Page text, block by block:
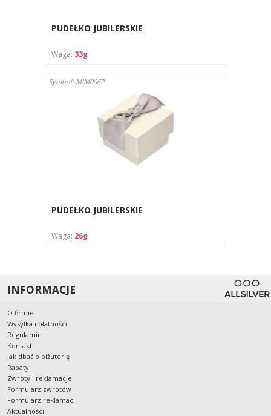
PUDEŁKO JUBILERSKIE
Waga: 33g
Symbol: MIM006P
PUDEŁKO JUBILERSKIE
Waga: 26g
INFORMACJE
O firmie
Wysyłka i płatności
Regulamin
Kontakt
Jak dbać o biżuterię
Rabaty
Zwroty i reklamacje
Formularz zwrotów
Formularz reklamacji
Aktualności